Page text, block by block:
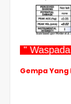
"
Gempa